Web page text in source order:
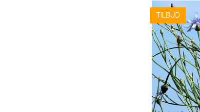
TILBUD